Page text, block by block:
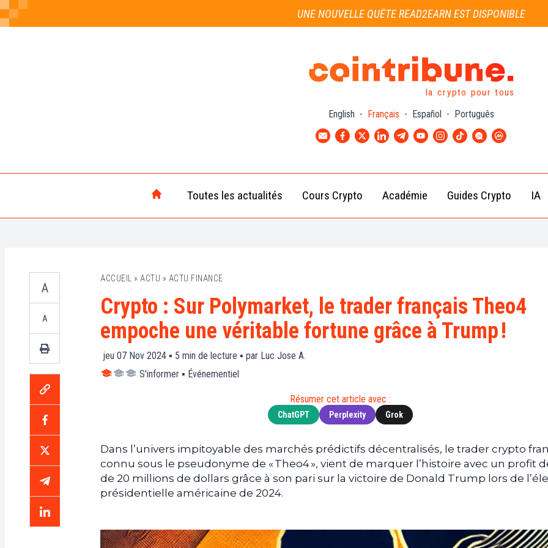
UNE NOUVELLE QUÊTE READ2EARN EST DISPONIBLE
la crypto pour tous
English - Français - Español - Português
Toutes les actualités
Crypto
Actu
Web3
Actu
Cours Crypto
(BTC)
XRP
(XRP)
Cardano
Académie
Débutant
Intermédiaire
Guides Crypto IA
A
A
ACCUEIL » ACTU » ACTU FINANCE
Crypto : Sur Polymarket, le trader français Theo4
empoche une véritable fortune grâce à Trump !
jeu 07 Nov 2024 ▪ 5 min de lecture ▪ par Luc Jose A.
S'informer ▪ Événementiel
Résumer cet article avec :
ChatGPT Perplexity Grok
Dans l’univers impitoyable des marchés prédictifs décentralisés, le trader crypto
connu sous le pseudonyme de « Theo4 », vient de marquer l’histoire avec un profit
de 20 millions de dollars grâce à son pari sur la victoire de Donald Trump lors de
présidentielle américaine de 2024.